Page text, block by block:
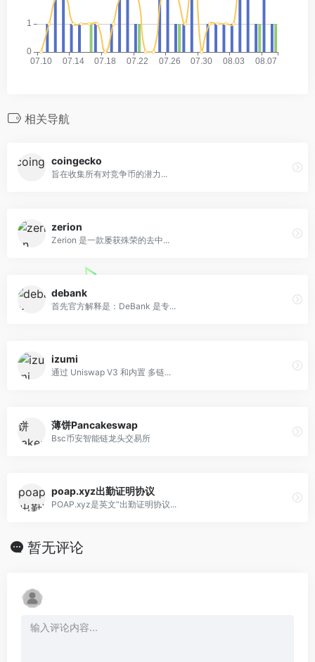
相关导航
coingecko
旨在收集所有对竞争币的潜力...
zerion
Zerion 是一款屡获殊荣的去中...
debank
首先官方解释是：DeBank 是专...
izumi
通过 Uniswap V3 和内置 多链...
薄饼Pancakeswap
Bsc币安智能链龙头交易所
poap.xyz出勤证明协议
POAP.xyz是英文“出勤证明协议...
暂无评论